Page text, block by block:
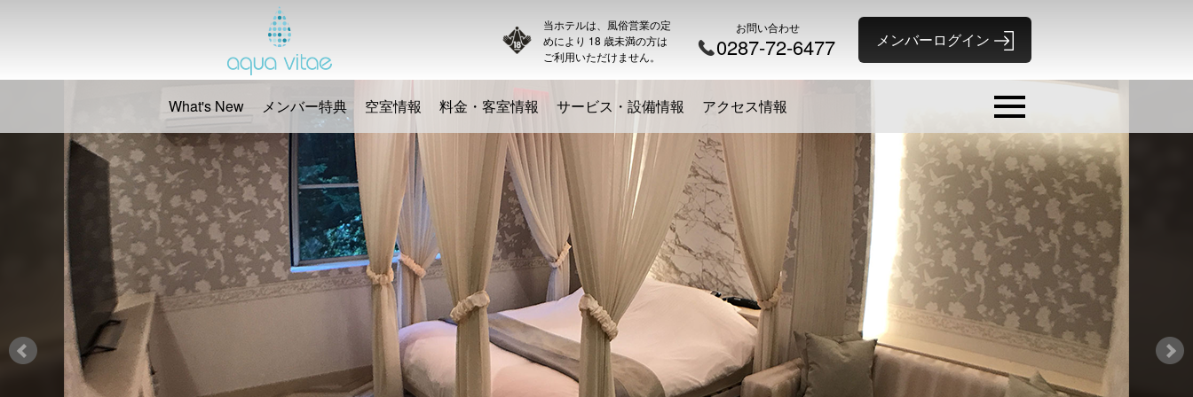
当ホテルは、風俗営業の定
めにより 18 歳未満の方は
ご利用いただけません。
お問い合わせ
0287-72-6477
What's New メンバー特典 空室情報 料金・客室情報 サービス・設備情報 アクセス情報